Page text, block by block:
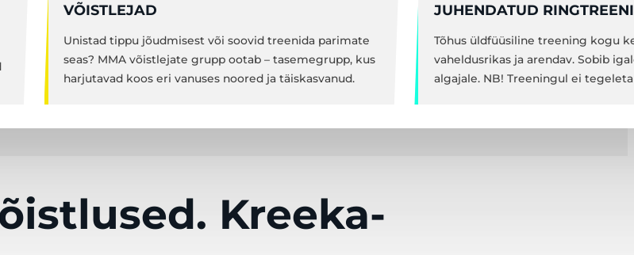
VÕISTLEJAD
Unistad tippu jõudmisest või soovid treenida parimate
seas? MMA võistlejate grupp ootab – tasemegrupp, kus
harjutavad koos eri vanuses noored ja täiskasvanud.
JUHENDATUD
Tõhus üldfüüsiline treening kogu
vaheldusrikas ja arendav. Sobib
algajale. NB! Treeningul ei
Kreeka-